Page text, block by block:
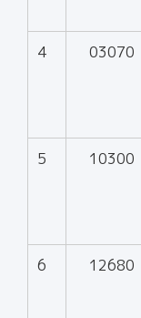
4 03070
5 10300
6 12680